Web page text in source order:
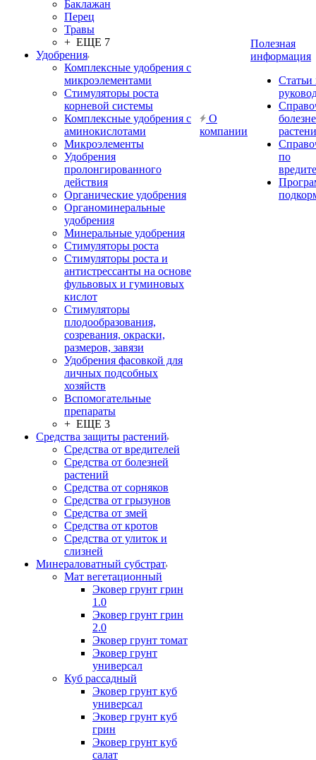
Баклажан
Перец
Травы
+ ЕЩЕ 7
Удобрения
Комплексные удобрения с
микроэлементами
Стимуляторы роста
корневой системы
Комплексные удобрения с
аминокислотами
Микроэлементы
Удобрения
пролонгированного
действия
Органические удобрения
Органоминеральные
удобрения
Минеральные удобрения
Стимуляторы роста
Стимуляторы роста и
антистрессанты на основе
фульвовых и гуминовых
кислот
Стимуляторы
плодообразования,
созревания, окраски,
размеров, завязи
Удобрения фасовкой для
личных подсобных
хозяйств
Вспомогательные
препараты
+ ЕЩЕ 3
Средства защиты растений
Средства от вредителей
Средства от болезней
растений
Средства от сорняков
Средства от грызунов
Средства от змей
Средства от кротов
Средства от улиток и
слизней
Минераловатный субстрат
Мат вегетационный
Эковер грунт грин
1.0
Эковер грунт грин
2.0
Эковер грунт томат
Эковер грунт
универсал
Куб рассадный
Эковер грунт куб
универсал
Эковер грунт куб
грин
Эковер грунт куб
салат
О
компании
Полезная
информация
Статьи
по